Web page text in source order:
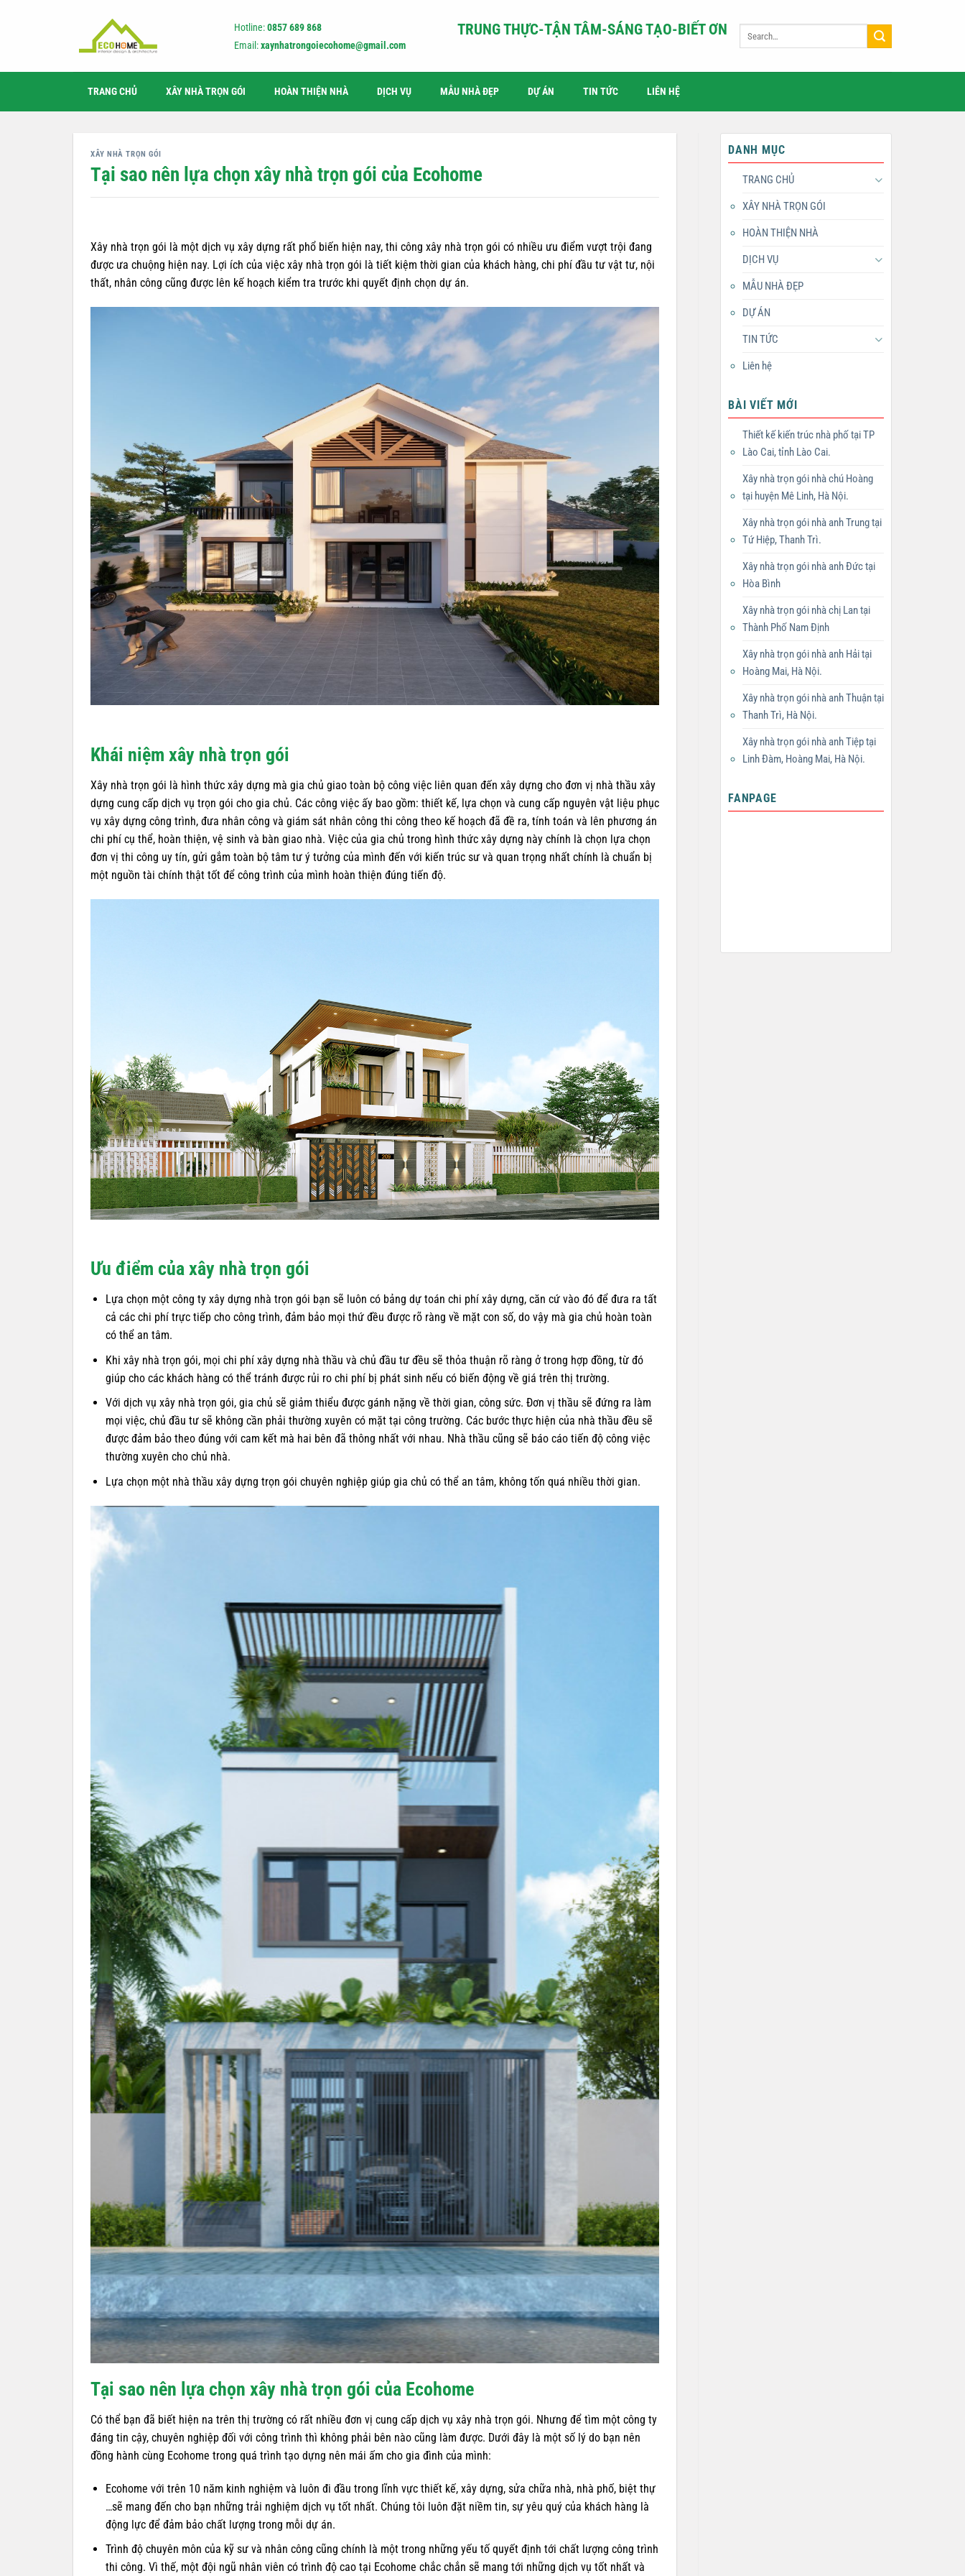
Hotline:0857 689 868
Email:xaynhatrongoiecohome@gmail.com
TRUNG THỰC-TẬN TÂM-SÁNG TẠO-BIẾT ƠN
TRANG CHỦ XÂY NHÀ TRỌN GÓI HOÀN THIỆN NHÀ DỊCH VỤ MẪU NHÀ ĐẸP DỰ ÁN TIN TỨC LIÊN HỆ
XÂY NHÀ TRỌN GÓI
Tại sao nên lựa chọn xây nhà trọn gói của Ecohome
Xây nhà trọn gói là một dịch vụ xây dựng rất phổ biến hiện nay, thi công xây nhà trọn gói có nhiều ưu điểm vượt trội đang
được ưa chuộng hiện nay. Lợi ích của việc xây nhà trọn gói là tiết kiệm thời gian của khách hàng, chi phí đầu tư vật tư, nội
thất, nhân công cũng được lên kế hoạch kiểm tra trước khi quyết định chọn dự án.
Khái niệm xây nhà trọn gói
Xây nhà trọn gói là hình thức xây dựng mà gia chủ giao toàn bộ công việc liên quan đến xây dựng cho đơn vị nhà thầu xây
dựng cung cấp dịch vụ trọn gói cho gia chủ. Các công việc ấy bao gồm: thiết kế, lựa chọn và cung cấp nguyên vật liệu phục
vụ xây dựng công trình, đưa nhân công và giám sát nhân công thi công theo kế hoạch đã đề ra, tính toán và lên phương án
chi phí cụ thể, hoàn thiện, vệ sinh và bàn giao nhà. Việc của gia chủ trong hình thức xây dựng này chính là chọn lựa chọn
đơn vị thi công uy tín, gửi gắm toàn bộ tâm tư ý tưởng của mình đến với kiến trúc sư và quan trọng nhất chính là chuẩn bị
một nguồn tài chính thật tốt để công trình của mình hoàn thiện đúng tiến độ.
Ưu điểm của xây nhà trọn gói
Lựa chọn một công ty xây dựng nhà trọn gói bạn sẽ luôn có bảng dự toán chi phí xây dựng, căn cứ vào đó để đưa ra tất
cả các chi phí trực tiếp cho công trình, đảm bảo mọi thứ đều được rõ ràng về mặt con số, do vậy mà gia chủ hoàn toàn
có thể an tâm.
Khi xây nhà trọn gói, mọi chi phí xây dựng nhà thầu và chủ đầu tư đều sẽ thỏa thuận rõ ràng ở trong hợp đồng, từ đó
giúp cho các khách hàng có thể tránh được rủi ro chi phí bị phát sinh nếu có biến động về giá trên thị trường.
Với dịch vụ xây nhà trọn gói, gia chủ sẽ giảm thiểu được gánh nặng về thời gian, công sức. Đơn vị thầu sẽ đứng ra làm
mọi việc, chủ đầu tư sẽ không cần phải thường xuyên có mặt tại công trường. Các bước thực hiện của nhà thầu đều sẽ
được đảm bảo theo đúng với cam kết mà hai bên đã thông nhất với nhau. Nhà thầu cũng sẽ báo cáo tiến độ công việc
thường xuyên cho chủ nhà.
Lựa chọn một nhà thầu xây dựng trọn gói chuyên nghiệp giúp gia chủ có thể an tâm, không tốn quá nhiều thời gian.
Tại sao nên lựa chọn xây nhà trọn gói của Ecohome
Có thể bạn đã biết hiện na trên thị trường có rất nhiều đơn vị cung cấp dịch vụ xây nhà trọn gói. Nhưng để tìm một công ty
đáng tin cậy, chuyên nghiệp đối với công trình thì không phải bên nào cũng làm được. Dưới đây là một số lý do bạn nên
đồng hành cùng Ecohome trong quá trình tạo dựng nên mái ấm cho gia đình của mình:
Ecohome với trên 10 năm kinh nghiệm và luôn đi đầu trong lĩnh vực thiết kế, xây dựng, sửa chữa nhà, nhà phố, biệt thự
…sẽ mang đến cho bạn những trải nghiệm dịch vụ tốt nhất. Chúng tôi luôn đặt niềm tin, sự yêu quý của khách hàng là
động lực để đảm bảo chất lượng trong mỗi dự án.
Trình độ chuyên môn của kỹ sư và nhân công cũng chính là một trong những yếu tố quyết định tới chất lượng công trình
thi công. Vì thế, một đội ngũ nhân viên có trình độ cao tại Ecohome chắc chắn sẽ mang tới những dịch vụ tốt nhất và
DANH MỤC
TRANG CHỦ
XÂY NHÀ TRỌN GÓI
HOÀN THIỆN NHÀ
DỊCH VỤ
MẪU NHÀ ĐẸP
DỰ ÁN
TIN TỨC
Liên hệ
BÀI VIẾT MỚI
Thiết kế kiến trúc nhà phố tại TP
Lào Cai, tỉnh Lào Cai.
Xây nhà trọn gói nhà chú Hoàng
tại huyện Mê Linh, Hà Nội.
Xây nhà trọn gói nhà anh Trung tại
Tứ Hiệp, Thanh Trì.
Xây nhà trọn gói nhà anh Đức tại
Hòa Bình
Xây nhà trọn gói nhà chị Lan tại
Thành Phố Nam Định
Xây nhà trọn gói nhà anh Hải tại
Hoàng Mai, Hà Nội.
Xây nhà trọn gói nhà anh Thuận tại
Thanh Trì, Hà Nội.
Xây nhà trọn gói nhà anh Tiệp tại
Linh Đàm, Hoàng Mai, Hà Nội.
FANPAGE